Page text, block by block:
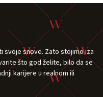
svoje snove. Zato stojimo iza
što god želite, bilo da se
karijere u realnom ili